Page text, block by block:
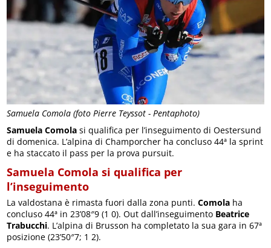
Samuela Comola (foto Pierre Teyssot - Pentaphoto)
Samuela Comola si qualifica per l’inseguimento di Oestersund
di domenica. L’alpina di Champorcher ha concluso 44ª la sprint
e ha staccato il pass per la prova pursuit.
Samuela Comola si qualifica per
l’inseguimento
La valdostana è rimasta fuori dalla zona punti.Comola ha
concluso 44ª in 23’08″9 (1 0). Out dall’inseguimento Beatrice
Trabucchi. L’alpina di Brusson ha completato la sua gara in 67ª
posizione (23’50″7; 1 2).